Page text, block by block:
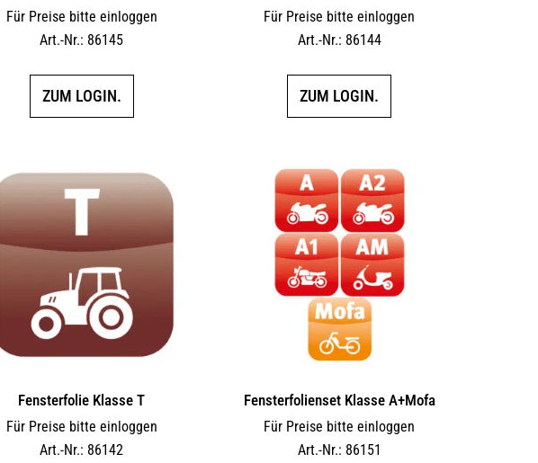
Für Preise bitte einloggen
Art.-Nr.: 86145
ZUM LOGIN.
Für Preise bitte einloggen
Art.-Nr.: 86144
ZUM LOGIN.
Fensterfolie Klasse T
Für Preise bitte einloggen
Art.-Nr.: 86142
Fensterfolienset Klasse A+Mofa
Für Preise bitte einloggen
Art.-Nr.: 86151